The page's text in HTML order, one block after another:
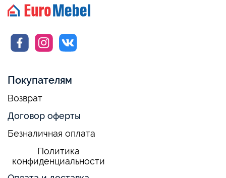
Покупателям
Возврат
Договор оферты
Безналичная оплата
Политика
конфиденциальности